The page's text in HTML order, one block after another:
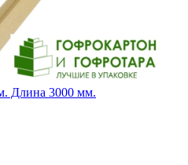
Длина 3000 мм.